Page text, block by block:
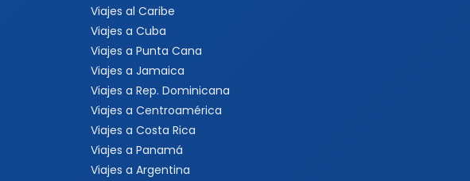
Viajes al Caribe
Viajes a Cuba
Viajes a Punta Cana
Viajes a Jamaica
Viajes a Rep. Dominicana
Viajes a Centroamérica
Viajes a Costa Rica
Viajes a Panamá
Viajes a Argentina